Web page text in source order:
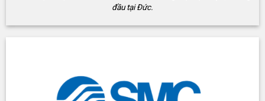
đầu tại Đức.